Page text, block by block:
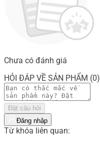
Chưa có đánh giá
HỎI ĐÁP VỀ SẢN PHẨM (0)
Đặt câu hỏi
Đăng nhập
Từ khóa liên quan: